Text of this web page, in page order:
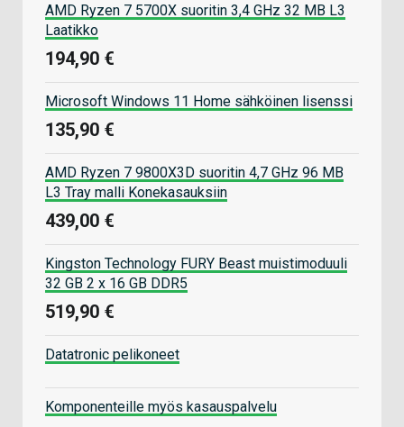
AMD Ryzen 7 5700X suoritin 3,4 GHz 32 MB L3
Laatikko
194,90 €
Microsoft Windows 11 Home sähköinen lisenssi
135,90 €
AMD Ryzen 7 9800X3D suoritin 4,7 GHz 96 MB
L3 Tray malli Konekasauksiin
439,00 €
Kingston Technology FURY Beast muistimoduuli
32 GB 2 x 16 GB DDR5
519,90 €
Datatronic pelikoneet
Komponenteille myös kasauspalvelu